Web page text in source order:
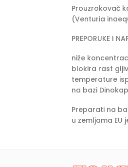
Prouzrokovač
(Venturia
PREPORUKE I
niže
blokira rast
temperature
na bazi
Preparati na
u zemljama EU